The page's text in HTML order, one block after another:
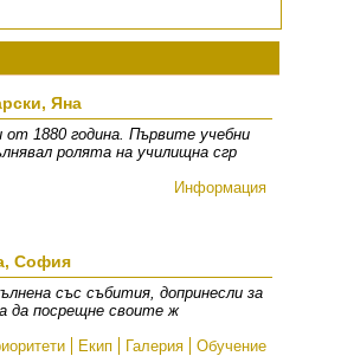
Яна
от 1880 година. Първите учебни
ролята на училищна сгр
Информация
София
със събития, допринесли за
да посрещне своите ж
Екип Галерия Обучение